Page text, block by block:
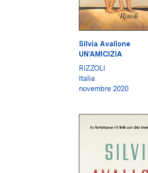
Silvia Avallone
UN'AMICIZIA
RIZZOLI
Italia
novembre 2020